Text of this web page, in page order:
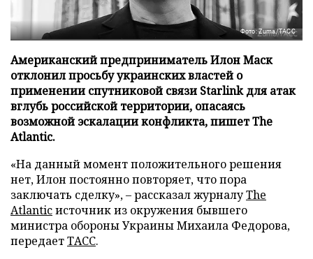
Фото: Zuma/ТАСС
Американский предприниматель Илон Маск
отклонил просьбу украинских властей о
применении спутниковой связи Starlink для атак
вглубь российской территории, опасаясь
возможной эскалации конфликта, пишет The
Atlantic.
«На данный момент положительного решения
нет, Илон постоянно повторяет, что пора
заключать сделку», – рассказал журналуThe
Atlanticисточник из окружения бывшего
министра обороны Украины Михаила Федорова,
передаетТАСС.